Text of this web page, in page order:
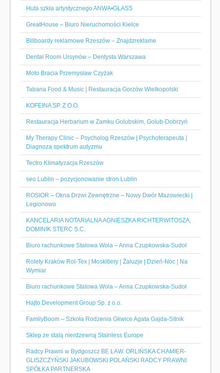
Huta szkła artystycznego ANWA•GLASS
GreatHouse – Biuro Nieruchomości Kielce
Billboardy reklamowe Rzeszów – Znajdzreklame
Dental Room Ursynów – Dentysta Warszawa
Moto Bracia Przemysław Czyżak
Tabana Food & Music | Restauracja Gorzów Wielkopolski
KOFEINA SP. Z O.O.
Restauracja Herbarium w Zamku Golubskim, Golub-Dobrzyń
My Therapy Clinic – Psycholog Rzeszów | Psychoterapeuta |
Diagnoza spektrum autyzmu
Tectro Klimatyzacja Rzeszów
seo Lublin – pozycjonowanie stron Lublin
ROSIOR – Okna Drzwi Zewnętrzne – Nowy Dwór Mazowiecki |
Legionowo
KANCELARIA NOTARIALNA AGNIESZKA RICHTERWITOSZA,
DOMINIK STERC S.C.
Biuro rachunkowe Stalowa Wola – Anna Czupkowska-Sudoł
Rolety Kraków Rol-Tex | Moskitiery | Żaluzje | Dzień-Noc | Na
Wymiar
Biuro rachunkowe Stalowa Wola – Anna Czupkowska-Sudoł
Hajto Development Group Sp. z o.o.
FamilyBoom – Szkoła Rodzenia Gliwice Agata Gajda-Sitnik
Sklep ze stalą nierdzewną Stainless Europe
Radcy Prawni w Bydgoszcz BE LAW. ORLIŃSKA CHAMIER-
GLISZCZYŃSKI JAKUBOWSKI POLAŃSKI RADCY PRAWNI
SPÓŁKA PARTNERSKA